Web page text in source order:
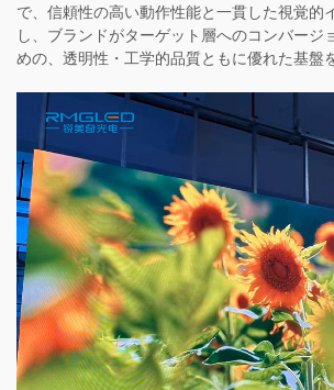
で、信頼性の高い動作性能と一貫した視覚的
し、ブランドがターゲット層へのコンバージ
めの、透明性・工学的品質ともに優れた基盤